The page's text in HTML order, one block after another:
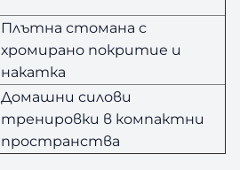
Плътна стомана с
хромирано покритие и
накатка
Домашни силови
тренировки в компактни
пространства